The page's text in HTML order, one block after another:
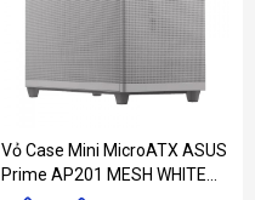
Vỏ Case Mini MicroATX ASUS
Prime AP201 MESH WHITE